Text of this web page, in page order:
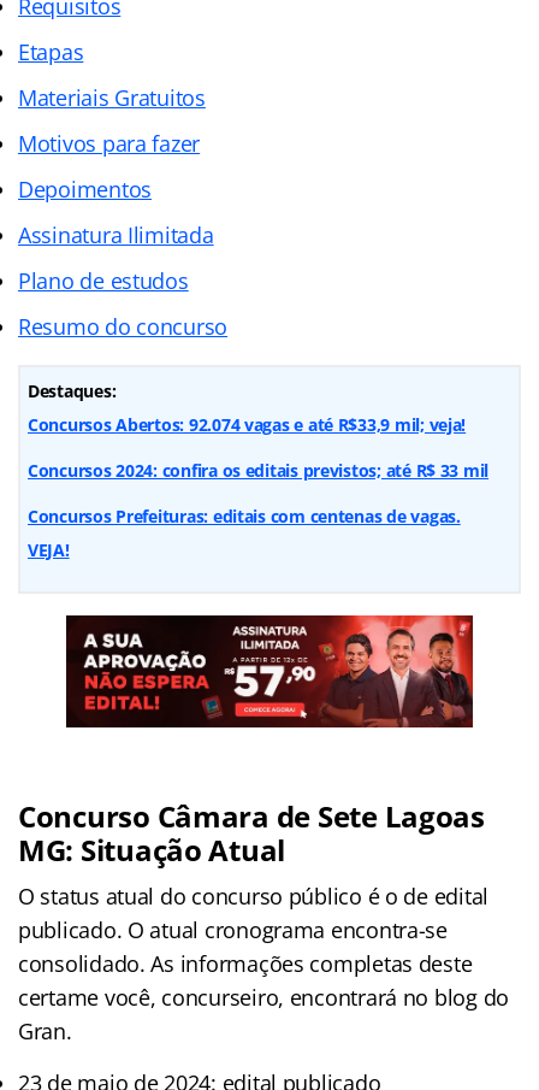
Requisitos
Etapas
Materiais Gratuitos
Motivos para fazer
Depoimentos
Assinatura Ilimitada
Plano de estudos
Resumo do concurso
Destaques:
Concursos Abertos: 92.074 vagas e até R$33,9 mil; veja!
Concursos 2024: confira os editais previstos; até R$ 33 mil
Concursos Prefeituras: editais com centenas de vagas.
VEJA!
Concurso Câmara de Sete Lagoas
MG: Situação Atual
O status atual do concurso público é o de edital
publicado. O atual cronograma encontra-se
consolidado. As informações completas deste
certame você, concurseiro, encontrará no blog do
Gran.
23 de maio de 2024: edital publicado